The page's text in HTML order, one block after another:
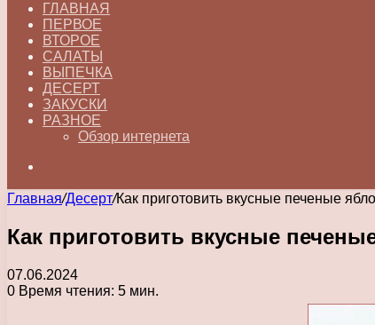
ГЛАВНАЯ
ПЕРВОЕ
ВТОРОЕ
САЛАТЫ
ВЫПЕЧКА
ДЕСЕРТ
ЗАКУСКИ
РАЗНОЕ
Обзор интернета
Главная/Десерт/Как приготовить вкусные печеные
Как приготовить вкусные
07.06.2024
0 Время чтения: 5 мин.